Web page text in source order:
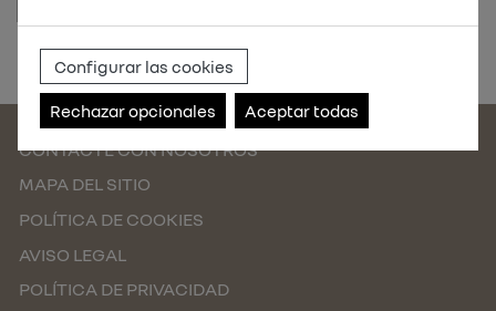
Referencia:RDC182.025
CONTACTE CON NOSOTROS
MAPA DEL SITIO
POLÍTICA DE COOKIES
AVISO LEGAL
POLÍTICA DE PRIVACIDAD
Configurar las cookies
Rechazar opcionales Aceptar todas